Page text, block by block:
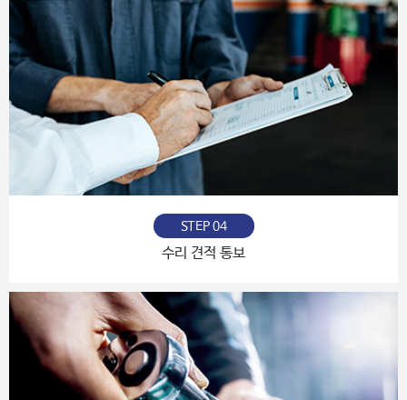
STEP 04
수리 견적 통보